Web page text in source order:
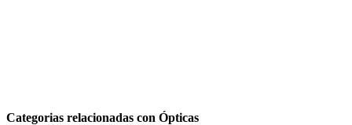
Categorias relacionadas con Ópticas